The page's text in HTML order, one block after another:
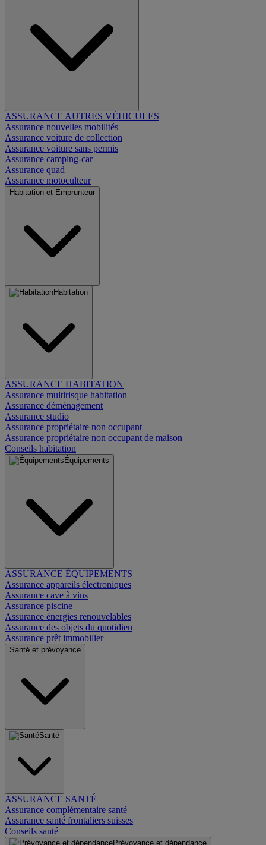
ASSURANCE AUTRES VÉHICULES
Assurance nouvelles mobilités
Assurance voiture de collection
Assurance voiture sans permis
Assurance camping-car
Assurance quad
Assurance motoculteur
Habitation et Emprunteur
Habitation
ASSURANCE HABITATION
Assurance multirisque habitation
Assurance déménagement
Assurance studio
Assurance propriétaire non occupant
Assurance propriétaire non occupant de maison
Conseils habitation
Équipements
ASSURANCE ÉQUIPEMENTS
Assurance appareils électroniques
Assurance cave à vins
Assurance piscine
Assurance énergies renouvelables
Assurance des objets du quotidien
Assurance prêt immobilier
Santé et prévoyance
Santé
ASSURANCE SANTÉ
Assurance complémentaire santé
Assurance santé frontaliers suisses
Conseils santé
Prévoyance et dépendance